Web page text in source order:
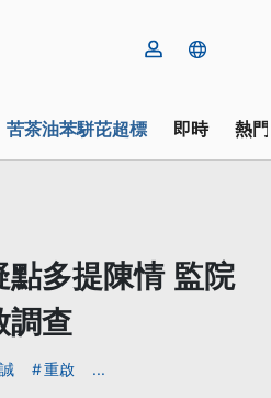
苦茶油苯駢芘超標 即時 熱
點多提陳情 監院
調查
重啟 ...